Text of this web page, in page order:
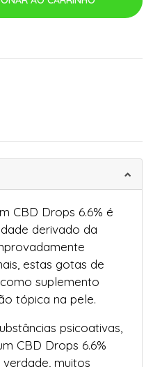
CBD Drops 6.6% é
derivado da
estas gotas de
suplemento
tópica na pele.
psicoativas,
CBD Drops 6.6%
muitos